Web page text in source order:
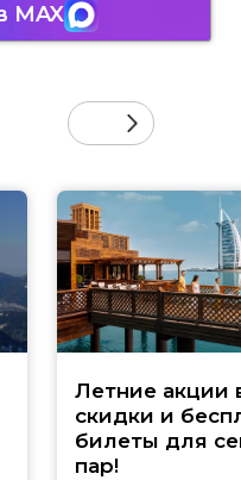
MAX
Летние акции
скидки и
билеты для
пар!